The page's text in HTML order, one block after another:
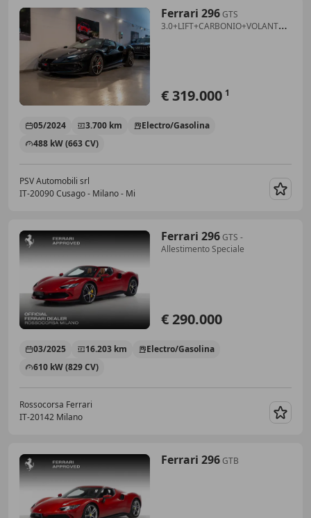
Ferrari 296GTS
3.0+LIFT+CARBONIO+VOLANTE
€ 319.000 1
05/2024 3.700 km
Electro/Gasolina
488 kW (663 CV)
PSV Automobili srl
IT-20090 Cusago - Milano - Mi
Ferrari 296GTS -
Allestimento Speciale
€ 290.000
03/2025 16.203 km
Electro/Gasolina
610 kW (829 CV)
Rossocorsa Ferrari
IT-20142 Milano
Ferrari 296GTB